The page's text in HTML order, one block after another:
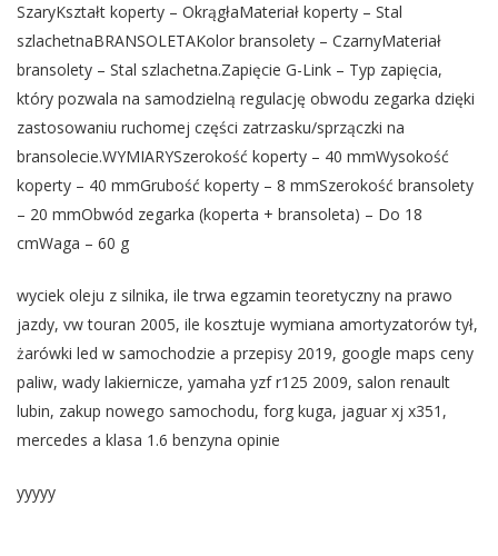
SzaryKształt koperty – OkrągłaMateriał koperty – Stal
szlachetnaBRANSOLETAKolor bransolety – CzarnyMateriał
bransolety – Stal szlachetna.Zapięcie G-Link – Typ zapięcia,
który pozwala na samodzielną regulację obwodu zegarka dzięki
zastosowaniu ruchomej części zatrzasku/sprzączki na
bransolecie.WYMIARYSzerokość koperty – 40 mmWysokość
koperty – 40 mmGrubość koperty – 8 mmSzerokość bransolety
– 20 mmObwód zegarka (koperta + bransoleta) – Do 18
cmWaga – 60 g
wyciek oleju z silnika, ile trwa egzamin teoretyczny na prawo
jazdy, vw touran 2005, ile kosztuje wymiana amortyzatorów tył,
żarówki led w samochodzie a przepisy 2019, google maps ceny
paliw, wady lakiernicze, yamaha yzf r125 2009, salon renault
lubin, zakup nowego samochodu, forg kuga, jaguar xj x351,
mercedes a klasa 1.6 benzyna opinie
yyyyy